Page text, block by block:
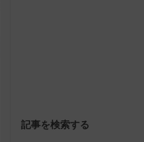
記事を検索する